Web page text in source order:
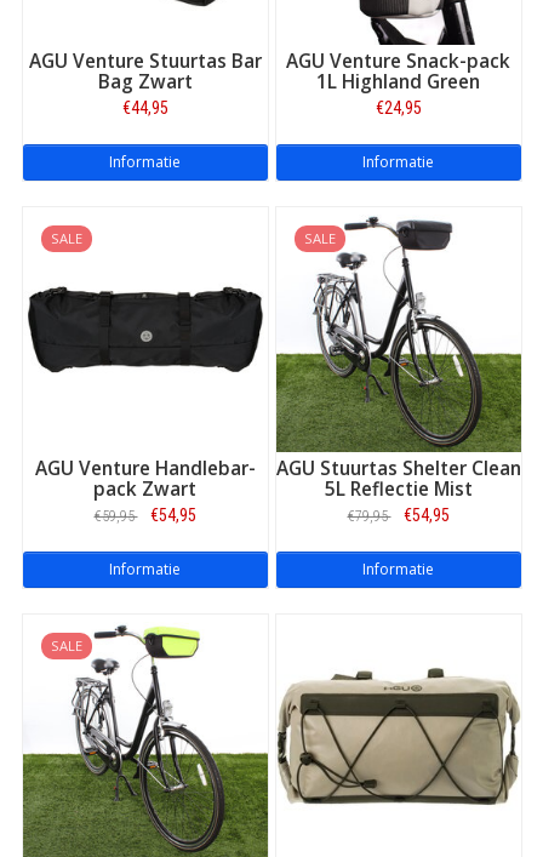
AGU Venture Stuurtas Bar
Bag Zwart
€44,95
Informatie
AGU Venture Snack-pack
1L Highland Green
€24,95
Informatie
SALE
AGU Venture Handlebar-
pack Zwart
€59,95 €54,95
Informatie
SALE
AGU Stuurtas Shelter Clean
5L Reflectie Mist
€79,95 €54,95
Informatie
SALE